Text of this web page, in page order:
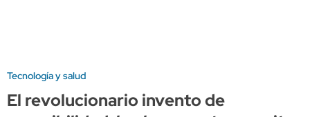
Tecnología y salud
El revolucionario invento de